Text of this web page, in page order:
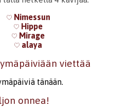
Nimessun
Hippe
Mirage
alaya
viettää
tänään.
onnea!